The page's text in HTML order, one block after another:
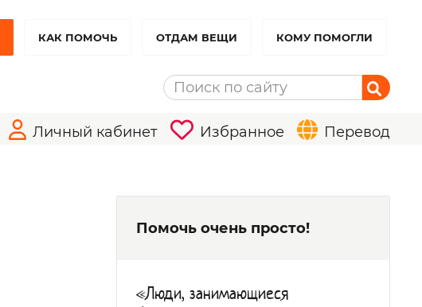
КАК ПОМОЧЬ ОТДАМ ВЕЩИ КОМУ ПОМОГЛИ
Личный кабинет Избранное Перевод
Помочь очень просто!
«Люди, занимающиеся